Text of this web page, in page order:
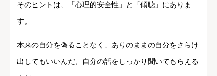
そのヒントは、「心理的安全性」と「傾聴」にありま
す。
本来の自分を偽ることなく、ありのままの自分をさらけ
出してもいいんだ。自分の話をしっかり聞いてもらえる